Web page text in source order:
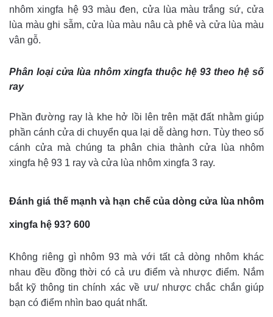
nhôm xingfa hệ 93 màu đen, cửa lùa màu trắng sứ, cửa
lùa màu ghi sẫm, cửa lùa màu nâu cà phê và cửa lùa màu
vân gỗ.
Phân loại cửa lùa nhôm xingfa thuộc hệ 93 theo hệ số
ray
Phần đường ray là khe hở lồi lên trên mặt đất nhằm giúp
phần cánh cửa di chuyển qua lại dễ dàng hơn. Tùy theo số
cánh cửa mà chúng ta phân chia thành cửa lùa nhôm
xingfa hệ 93 1 ray và cửa lùa nhôm xingfa 3 ray.
Đánh giá thế mạnh và hạn chế của dòng cửa lùa nhôm
xingfa hệ 93? 600
Không riêng gì nhôm 93 mà với tất cả dòng nhôm khác
nhau đều đồng thời có cả ưu điểm và nhược điểm. Nắm
bắt kỹ thông tin chính xác về ưu/ nhược chắc chắn giúp
bạn có điểm nhìn bao quát nhất.